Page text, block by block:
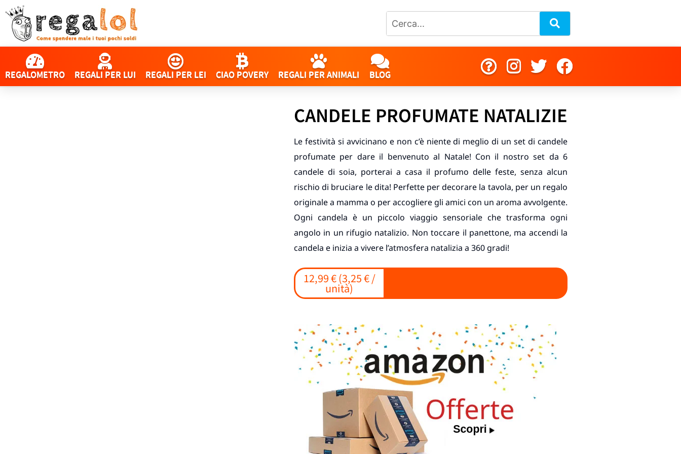
REGALOMETRO REGALI PER LUI REGALI PER LEI CIAO POVERY REGALI PER ANIMALI BLOG
CANDELE PROFUMATE NATALIZIE
Le festività si avvicinano e non c’è niente di meglio di un set di candele
profumate per dare il benvenuto al Natale! Con il nostro set da 6
candele di soia, porterai a casa il profumo delle feste, senza alcun
rischio di bruciare le dita! Perfette per decorare la tavola, per un regalo
originale a mamma o per accogliere gli amici con un aroma avvolgente.
Ogni candela è un piccolo viaggio sensoriale che trasforma ogni
angolo in un rifugio natalizio. Non toccare il panettone, ma accendi la
candela e inizia a vivere l’atmosfera natalizia a 360 gradi!
12,99 € (3,25 € /
unità)